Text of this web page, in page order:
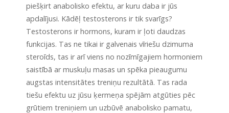
piešķirt anabolisko efektu, ar kuru daba ir jūs
apdalījusi. Kādēļ testosterons ir tik svarīgs?
Testosterons ir hormons, kuram ir ļoti daudzas
funkcijas. Tas ne tikai ir galvenais vīriešu dzimuma
steroīds, tas ir arī viens no nozīmīgajiem hormoniem
saistībā ar muskuļu masas un spēka pieaugumu
augstas intensitātes treniņu rezultātā. Tas rada
tiešu efektu uz jūsu ķermeņa spējām atgūties pēc
grūtiem treniņiem un uzbūvē anabolisko pamatu,